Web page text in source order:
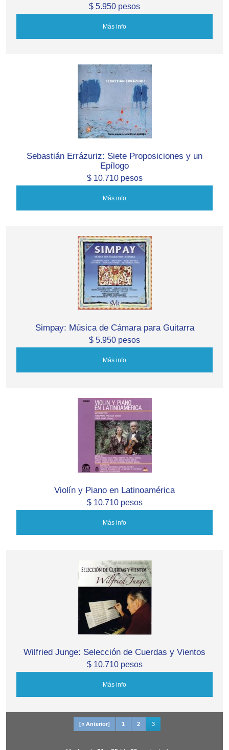
$ 5.950 pesos
Más info
Sebastián Errázuriz: Siete Proposiciones y un
Epílogo
$ 10.710 pesos
Más info
Simpay: Música de Cámara para Guitarra
$ 5.950 pesos
Más info
Violín y Piano en Latinoamérica
$ 10.710 pesos
Más info
Wilfried Junge: Selección de Cuerdas y Vientos
$ 10.710 pesos
Más info
[« Anterior] 1 2 3